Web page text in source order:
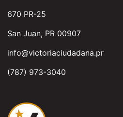
670 PR-25
San Juan, PR 00907
info@victoriaciudadana.pr
(787) 973-3040